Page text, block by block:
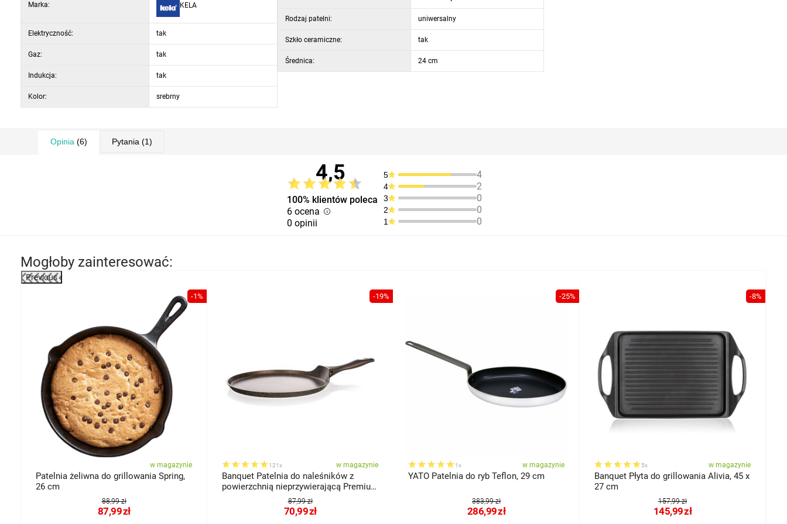
Marka: KELA
Elektryczność: tak
Gaz: tak
Indukcja: tak
Kolor: srebrny
Rodzaj patelni: uniwersalny
Szkło ceramiczne: tak
Średnica: 24 cm
Opinia (6) Pytania (1)
4,5
100% klientów poleca
6 ocena
0 opinii
5 4
4 2
3 0
2 0
1 0
Mogłoby zainteresować:
Previous
-1%
w magazynie
Patelnia żeliwna do grillowania Spring,
26 cm
88,99 zł
87,99zł
-19%
121x w magazynie
Banquet Patelnia do naleśników z
powierzchnią nieprzywierającą Premium
Dark Brown 24 cm87,99 zł
70,99zł
-25%
1x w magazynie
YATO Patelnia do ryb Teflon, 29 cm
383,99 zł
286,99zł
-8%
5x w magazynie
Banquet Płyta do grillowania Alivia, 45 x
27 cm
157,99 zł
145,99zł